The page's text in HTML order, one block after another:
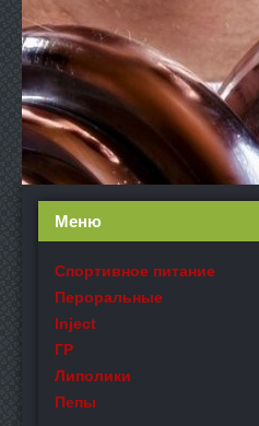
Меню
Спортивное питание
Пероральные
Inject
ГР
Липолики
Пепы